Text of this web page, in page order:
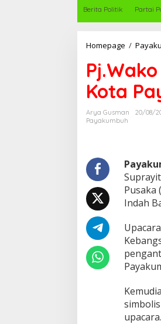
Berita Politik Partai
Homepage /
Kota
Arya Gusman
20/08/
Payakumbuh
Pusaka
Indah
upacara.